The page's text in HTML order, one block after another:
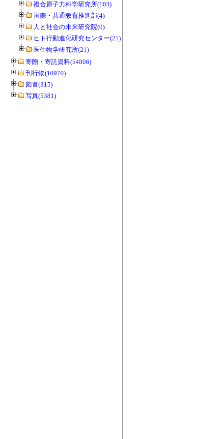
複合原子力科学研究所(103)
国際・共通教育推進部(4)
人と社会の未来研究院(0)
ヒト行動進化研究センター(21)
医生物学研究所(21)
寄贈・寄託資料(54806)
刊行物(10970)
図書(315)
写真(5381)